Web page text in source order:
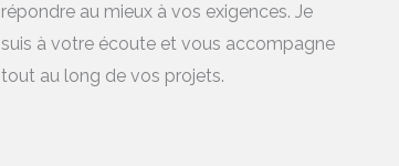
répondre au mieux à vos exigences. Je
suis à votre écoute et vous accompagne
tout au long de vos projets.